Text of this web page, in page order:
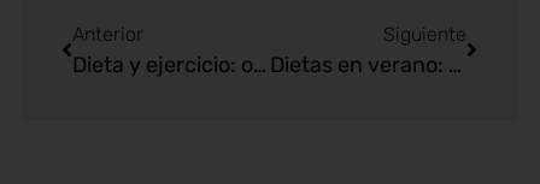
Anterior
Dieta y ejercicio: objetivo, un peso saludable
Siguiente
Dietas en verano: Hacer frente al calor